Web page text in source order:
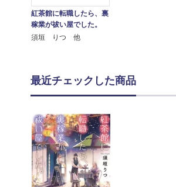
紅茶館に転職したら、裏
稼業が祓い屋でした。
須垣 りつ 他
最近チェックした商品